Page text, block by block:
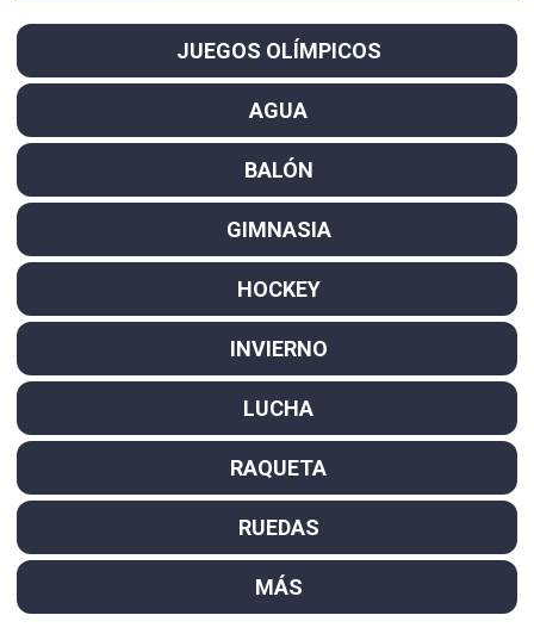
JUEGOS OLÍMPICOS
AGUA
BALÓN
GIMNASIA
HOCKEY
INVIERNO
LUCHA
RAQUETA
RUEDAS
MÁS